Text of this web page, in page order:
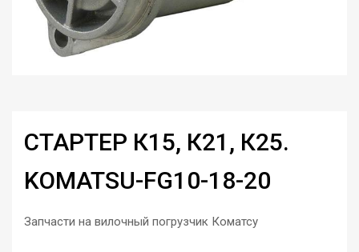
СТАРТЕР К15, К21, К25.
KOMATSU-FG10-18-20
Запчасти на вилочный погрузчик Коматсу